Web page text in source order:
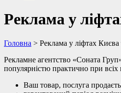
Реклама у
Головна > Реклама у ліфтах Києва
Рекламне агентство «Соната
популярністю практично при всіх
Ваш товар, послуга